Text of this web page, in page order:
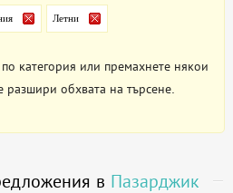
Летни
категория или премахнете някои
разшири обхвата на търсене.
в Пазарджик